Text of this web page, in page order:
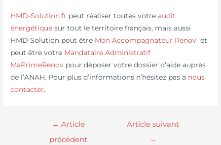
HMD-Solution.fr peut réaliser toutes votreaudit
énergétique sur tout le territoire français, mais aussi
HMD Solution peut être Mon Accompagnateur Renov et
peut être votre Mandataire Administratif
MaPrimeRenov pour déposer votre dossier d’aide auprès
de l’ANAH. Pour plus d’informations n’hésitez pas à nous
contacter.
← Article
précédent
Article suivant
→